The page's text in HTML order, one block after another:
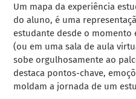
Um mapa da experiência
do aluno, é uma
estudante desde o momento
(ou em uma sala de aula
sobe orgulhosamente ao
destaca pontos-chave,
moldam a jornada de um